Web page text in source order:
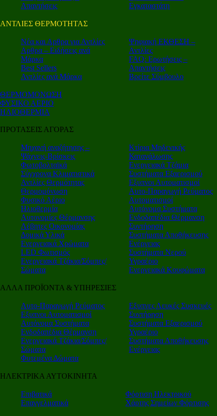
Απαντήσεις
Εγκαταστάτη
ΑΝΤΛΙΕΣ ΘΕΡΜΟΤΗΤΑΣ
Nέα και Αρθρα για Αντλίες
Αρθρα – Ειδήσεις ανά
Μάρκα
Best Sellers
Αντλίες ανά Μάρκα
Ψηφιακή ΕΚΘΕΣΗ –
Αντλίες
FAQ: Ερωτήσεις –
Απαντήσεις
Βρείτε Σύμβουλο
ΘΕΡΜΟΜΟΝΩΣΗ
ΦΥΣΙΚΟ ΑΕΡΙΟ
ΗΛΙΟΘΕΡΜΙΑ
ΠΡΟΤΑΣΕΙΣ ΑΓΟΡΑΣ
Μηχανή αναζήτησης –
Ψάχνεις-Βρίσκεις
Φωτοβολταϊκά
Σύγχρονα Κλιματιστικά
Αντλίες Θερμότητας
Θερμομόνωση
Φυσικό Αέριο
Ηλιοθερμία
Αυτονομίες Θέρμανσης
Λέβητες Οικονομίας
Δομικά Υλικά
Ενεργειακά Χρώματα
LED Φωτισμός
Ενεργειακά Τζάκια/Σόμπες/
Σώματα
Κτίρια Μηδενικής
Κατανάλωσης
Ενεργειακά Τζάμια
Συστήματα Εξαερισμού
Εξυπνοι Αυτοματισμοί
Αυτο-Παραγωγή Ρεύματος
Αυτοματισμοί
Αυτόνομα Συστήματα
Ενδοδαπέδια Θέρμανση
Συντήρηση
Συστήματα Αποθήκευσης
Ενέργειας
Συστήματα Νερού
Υγραέριο
Ενεργειακά Κουφώματα
ΑΛΛΑ ΠΡΟΪΟΝΤΑ & ΥΠΗΡΕΣΙΕΣ
Αυτο-Παραγωγή Ρεύματος
Εξυπνοι Αυτοματισμοί
Αυτόνομα Συστήματα
Ενδοδαπέδια Θέρμανση
Ενεργειακά Τζάκια/Σόμπες/
Σώματα
Φυτεμένα Δώματα
Εξυπνες Λευκές Συσκευές
Συντήρηση
Συστήματα Εξαερισμού
Υγραέριο
Συστήματα Αποθήκευσης
Ενέργειας
ΗΛΕΚΤΡΙΚΑ ΑΥΤΟΚΙΝΗΤΑ
Επιβατικά
Επαγγελματικά
Φόρτιση Ηλεκτρικού
Χάρτης Σημείων Φόρτισης